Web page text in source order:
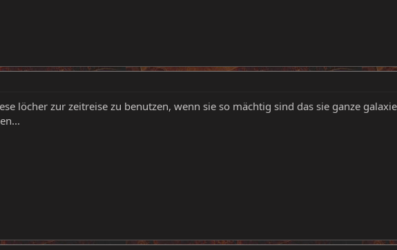
löcher zur zeitreise zu benutzen, wenn sie so mächtig sind das sie ganze